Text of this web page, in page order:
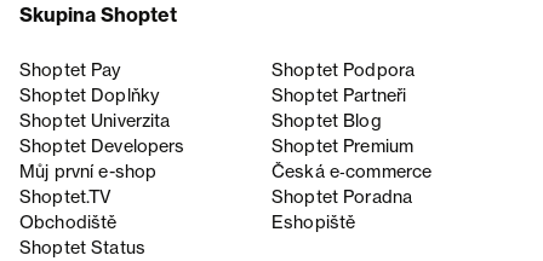
Skupina Shoptet
Shoptet Pay
Shoptet Podpora
Shoptet Doplňky
Shoptet Partneři
Shoptet Univerzita
Shoptet Blog
Shoptet Developers
Shoptet Premium
Můj první e-shop
Česká e‑commerce
Shoptet.TV
Shoptet Poradna
Obchodiště
Eshopiště
Shoptet Status